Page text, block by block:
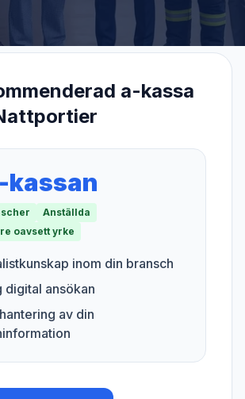
a-kassa
kassan
Anställda
oavsett yrke
inom din bransch
digital ansökan
av din